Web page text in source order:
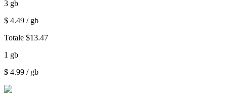
3 gb
$ 4.49 / gb
Totale $13.47
1 gb
$ 4.99 / gb